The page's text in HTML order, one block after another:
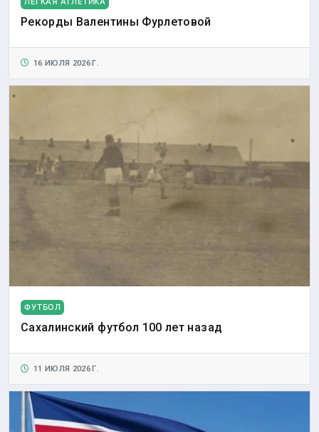
Рекорды Валентины Фурлетовой
16 ИЮЛЯ 2026 Г.
ФУТБОЛ
Сахалинский футбол 100 лет назад
11 ИЮЛЯ 2026 Г.